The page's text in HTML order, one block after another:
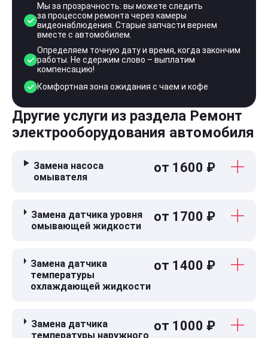
Мы за прозрачность: вы можете следить
за процессом ремонта через камеры
видеонаблюдения. Старые запчасти вернем
вместе с автомобилем.
Определяем точную дату и время, когда закончим
работы. Не сдержим слово – выплатим
компенсацию!
Комфортная зона ожидания с чаем и кофе
Другие услуги из раздела Ремонт
электрооборудования автомобиля
Замена насоса
омывателя
от 1600 ₽
Замена датчика уровня
омывающей жидкости
от 1700 ₽
Замена датчика
температуры
охлаждающей жидкости
от 1400 ₽
Замена датчика
температуры наружного
от 1000 ₽